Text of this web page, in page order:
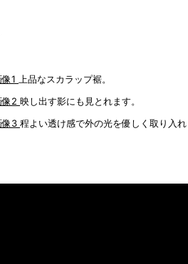
上品なスカラップ裾。
映し出す影にも見とれます。
程よい透け感で外の光を優しく取り入れ